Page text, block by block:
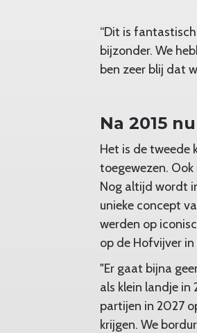
“Dit is
bijzonder. We
ben zeer blij dat
Na 2015
Het is de tweede
toegewezen.
Nog altijd wordt
unieke concept
werden op
op de Hofvijver
"Er gaat bijna
als klein landje in
partijen in 2027
krijgen. We